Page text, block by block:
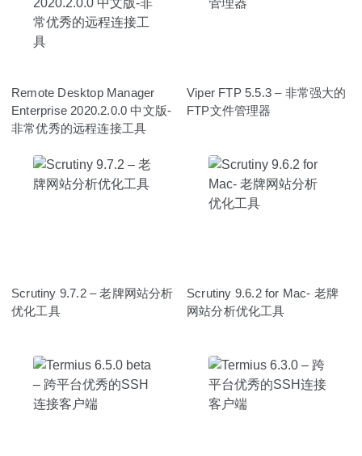
Remote Desktop Manager
Enterprise 2020.2.0.0 中文版-
非常优秀的远程连接工具
Viper FTP 5.5.3 – 非常强大的
FTP文件管理器
Scrutiny 9.7.2 – 老牌网站分析
优化工具
Scrutiny 9.6.2 for Mac- 老牌
网站分析优化工具